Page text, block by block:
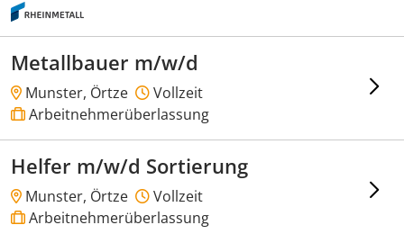
Metallbauer m/w/d
Munster, Örtze
Vollzeit
Arbeitnehmerüberlassung
Helfer m/w/d Sortierung
Munster, Örtze
Vollzeit
Arbeitnehmerüberlassung